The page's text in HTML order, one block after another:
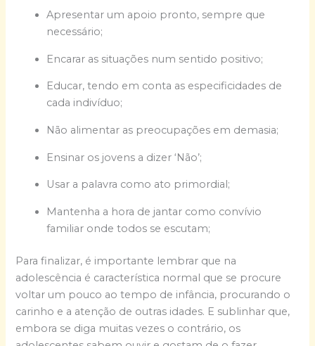
Apresentar um apoio pronto, sempre que
necessário;
Encarar as situações num sentido positivo;
Educar, tendo em conta as especificidades de
cada indivíduo;
Não alimentar as preocupações em demasia;
Ensinar os jovens a dizer ‘Não’;
Usar a palavra como ato primordial;
Mantenha a hora de jantar como convívio
familiar onde todos se escutam;
Para finalizar, é importante lembrar que na
adolescência é característica normal que se procure
voltar um pouco ao tempo de infância, procurando o
carinho e a atenção de outras idades. E sublinhar que,
embora se diga muitas vezes o contrário, os